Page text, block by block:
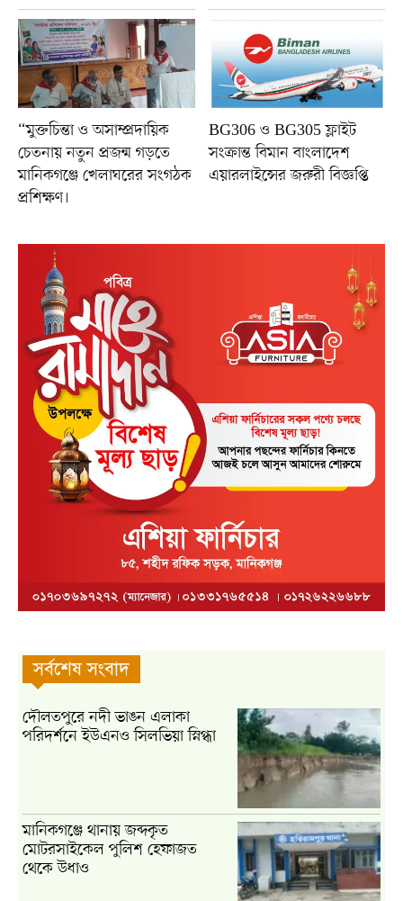
“মুক্তচিন্তা ও অসাম্প্রদায়িক
চেতনায় নতুন প্রজন্ম গড়তে
মানিকগঞ্জে খেলাঘরের সংগঠক
প্রশিক্ষণ।
BG306 ও BG305 ফ্লাইট
সংক্রান্ত বিমান বাংলাদেশ
এয়ারলাইন্সের জরুরী বিজ্ঞপ্তি
সর্বশেষ সংবাদ
দৌলতপুরে নদী ভাঙন এলাকা
পরিদর্শনে ইউএনও সিলভিয়া স্নিগ্ধা
মানিকগঞ্জে থানায় জব্দকৃত
মোটরসাইকেল পুলিশ হেফাজত
থেকে উধাও